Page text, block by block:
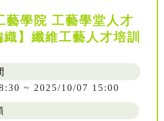
藝學院 工藝學堂人才
】纖維工藝人才培訓
~ 2025/10/07 15:00